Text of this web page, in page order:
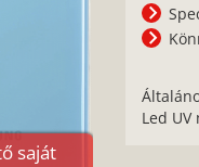
saját
Led